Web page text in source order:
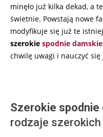
minęło już kilka dekad, a
świetnie. Powstają nowe
modyfikuje się już te
szerokie spodnie damskie
chwilę uwagi i nauczyć się
Szerokie spodnie
rodzaje szerokich